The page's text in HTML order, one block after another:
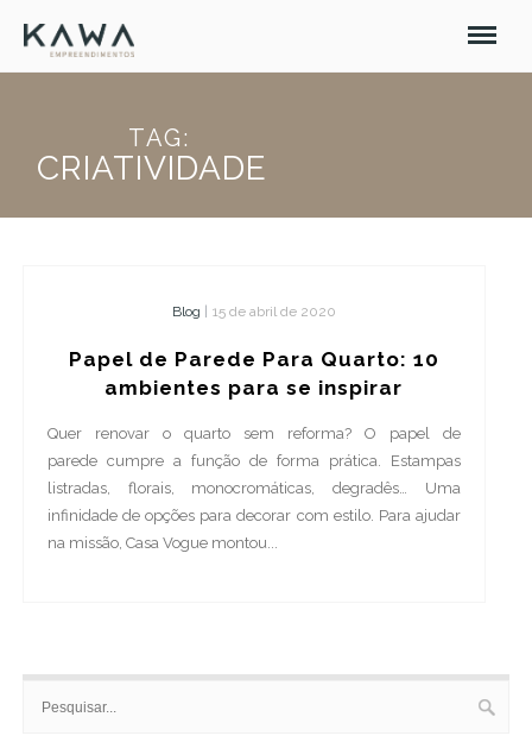
TAG:
CRIATIVIDADE
Blog 15 de abril de 2020
Papel de Parede Para Quarto: 10
ambientes para se inspirar
Quer renovar o quarto sem reforma? O papel de
parede cumpre a função de forma prática. Estampas
listradas, florais, monocromáticas, degradês… Uma
infinidade de opções para decorar com estilo. Para ajudar
na missão, Casa Vogue montou...